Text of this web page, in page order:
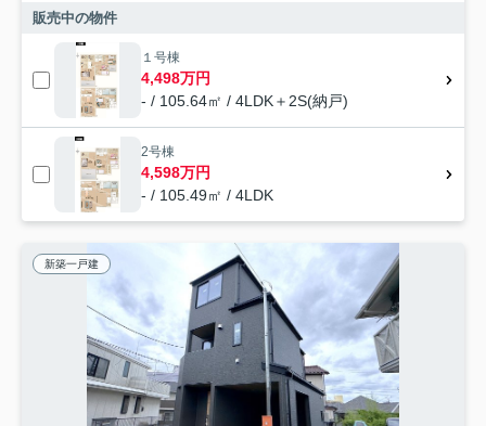
販売中の物件
１号棟
4,498万円
- / 105.64㎡ / 4LDK＋2S(納戸)
2号棟
4,598万円
- / 105.49㎡ / 4LDK
新築一戸建